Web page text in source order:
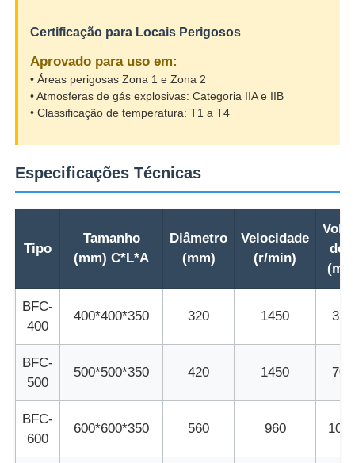
Caixa à prova de explosão
interruptor à prova de explosão
Glândulas de cabo à prova de explosão
tomada e soquete à prova de explosões
Certificação para Locais Perigosos
Aprovado para uso em:
• Áreas perigosas Zona 1 e Zona 2
• Atmosferas de gás explosivas: Categoria IIA e IIB
• Classificação de temperatura: T1 a T4
Especificações Técnicas
Tipo
Tamanho
(mm) C*L*A
Diâmetro
(mm)
Velocidade
(r/min)
de
BFC-
400
400*400*350 320 1450
BFC-
500
500*500*350 420 1450
BFC-
600
600*600*350 560 960